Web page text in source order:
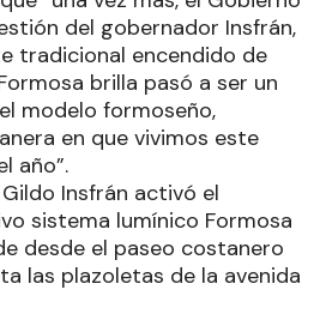
del gobernador Insfrán,
tradicional encendido de
brilla pasó a ser un
modelo formoseño,
en que vivimos este
año”.
Insfrán activó el
sistema lumínico Formosa
desde el paseo costanero
las plazoletas de la avenida